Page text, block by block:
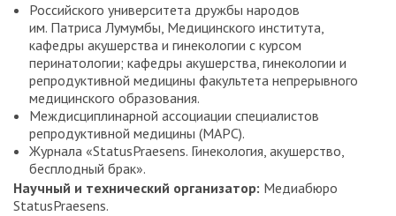
Российского университета дружбы народов
им. Патриса Лумумбы, Медицинского института,
кафедры акушерства и гинекологии с курсом
перинатологии; кафедры акушерства, гинекологии и
репродуктивной медицины факультета непрерывного
медицинского образования.
Междисциплинарной ассоциации специалистов
репродуктивной медицины (МАРС).
Журнала «StatusPraesens. Гинекология, акушерство,
бесплодный брак».
Научный и технический организатор: Медиабюро
StatusPraesens.